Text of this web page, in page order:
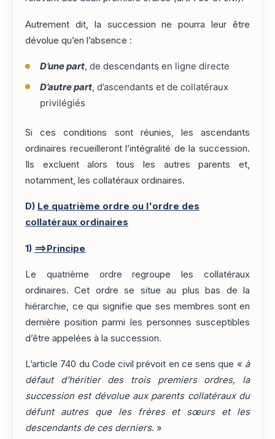
Autrement dit, la succession ne pourra leur être
dévolue qu’en l’absence :
D’une part, de descendants en ligne directe
D’autre part, d’ascendants et de collatéraux
privilégiés
Si ces conditions sont réunies, les ascendants
ordinaires recueilleront l’intégralité de la succession.
Ils excluent alors tous les autres parents et,
notamment, les collatéraux ordinaires.
D) Le quatrième ordre ou l'ordre des
collatéraux ordinaires
1) ==>Principe
Le quatrième ordre regroupe les collatéraux
ordinaires. Cet ordre se situe au plus bas de la
hiérarchie, ce qui signifie que ses membres sont en
dernière position parmi les personnes susceptibles
d’être appelées à la succession.
L’article 740 du Code civil prévoit en ce sens que « à
défaut d’héritier des trois premiers ordres, la
succession est dévolue aux parents collatéraux du
défunt autres que les frères et sœurs et les
descendants de ces derniers. »